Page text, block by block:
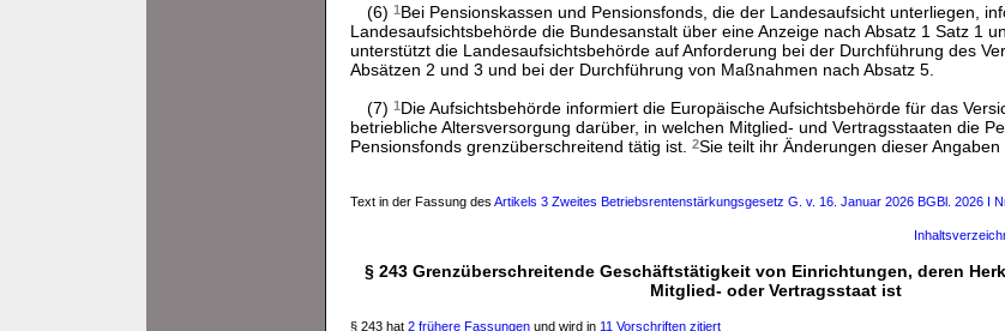
(6) 1Bei Pensionskassen und Pensionsfonds, die der Landesaufsicht unterliegen,
Landesaufsichtsbehörde die Bundesanstalt über eine Anzeige nach Absatz 1 Satz 1
unterstützt die Landesaufsichtsbehörde auf Anforderung bei der Durchführung des
Absätzen 2 und 3 und bei der Durchführung von Maßnahmen nach Absatz 5.
(7) 1Die Aufsichtsbehörde informiert die Europäische Aufsichtsbehörde für das
betriebliche Altersversorgung darüber, in welchen Mitglied- und Vertragsstaaten die
Pensionsfonds grenzüberschreitend tätig ist.
2Sie teilt ihr Änderungen dieser Angaben
Text in der Fassung des Artikels 3 Zweites Betriebsrentenstärkungsgesetz G. v. 16. Januar 2026 BGBl. 2026 I
§ 243 Grenzüberschreitende Geschäftstätigkeit von Einrichtungen, deren
Mitglied- oder Vertragsstaat ist
§ 243 hat 2 frühere Fassungen und wird in 11 Vorschriften zitiert